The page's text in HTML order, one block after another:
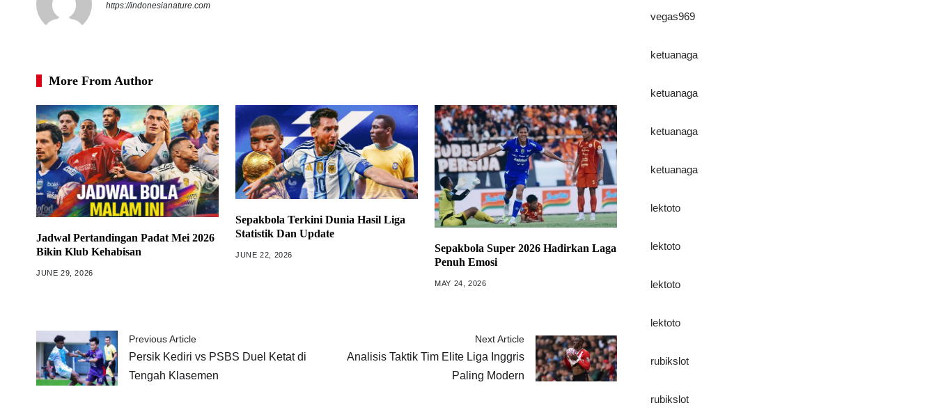
https://indonesianature.com
More From Author
Jadwal Pertandingan Padat Mei 2026
Bikin Klub Kehabisan
JUNE 29, 2026
Sepakbola Terkini Dunia Hasil Liga
Statistik Dan Update
JUNE 22, 2026
Sepakbola Super 2026 Hadirkan Laga
Penuh Emosi
MAY 24, 2026
Previous Article
Persik Kediri vs PSBS Duel Ketat di
Tengah Klasemen
Next Article
Analisis Taktik Tim Elite Liga Inggris
Paling Modern
vegas969
ketuanaga
ketuanaga
ketuanaga
ketuanaga
lektoto
lektoto
lektoto
lektoto
rubikslot
rubikslot